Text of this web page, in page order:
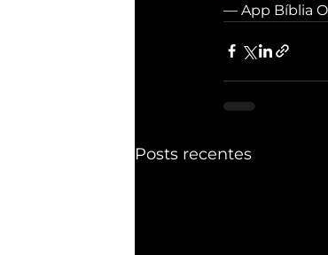
— App Bíblia
Posts recentes